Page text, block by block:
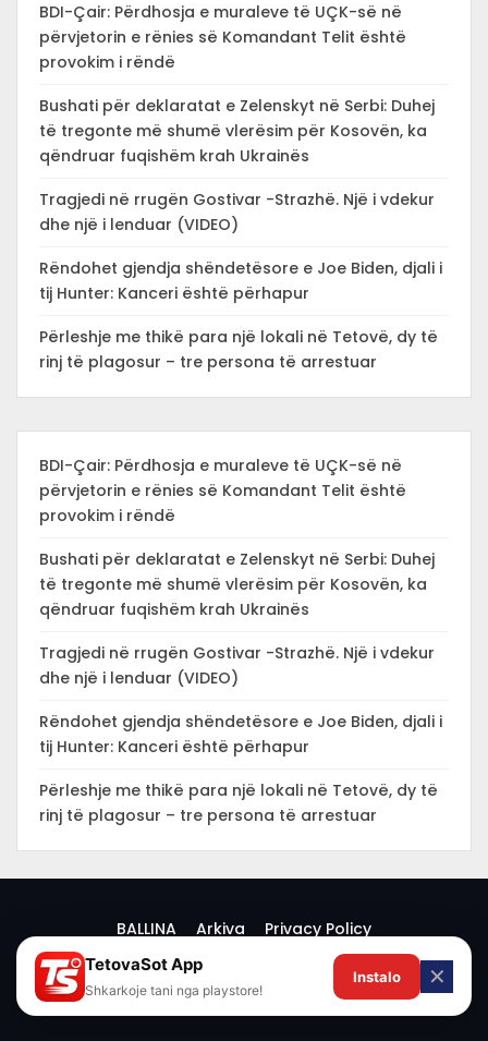
BDI-Çair: Përdhosja e muraleve të UÇK-së në
përvjetorin e rënies së Komandant Telit është
provokim i rëndë
Bushati për deklaratat e Zelenskyt në Serbi: Duhej
të tregonte më shumë vlerësim për Kosovën, ka
qëndruar fuqishëm krah Ukrainës
Tragjedi në rrugën Gostivar -Strazhë. Një i vdekur
dhe një i lenduar (VIDEO)
Rëndohet gjendja shëndetësore e Joe Biden, djali i
tij Hunter: Kanceri është përhapur
Përleshje me thikë para një lokali në Tetovë, dy të
rinj të plagosur – tre persona të arrestuar
BDI-Çair: Përdhosja e muraleve të UÇK-së në
përvjetorin e rënies së Komandant Telit është
provokim i rëndë
Bushati për deklaratat e Zelenskyt në Serbi: Duhej
të tregonte më shumë vlerësim për Kosovën, ka
qëndruar fuqishëm krah Ukrainës
Tragjedi në rrugën Gostivar -Strazhë. Një i vdekur
dhe një i lenduar (VIDEO)
Rëndohet gjendja shëndetësore e Joe Biden, djali i
tij Hunter: Kanceri është përhapur
Përleshje me thikë para një lokali në Tetovë, dy të
rinj të plagosur – tre persona të arrestuar
BALLINA Arkiva Privacy Policy
© 2026 -
TetovaSot App
Shkarkoje tani nga playstore!
Instalo ✕